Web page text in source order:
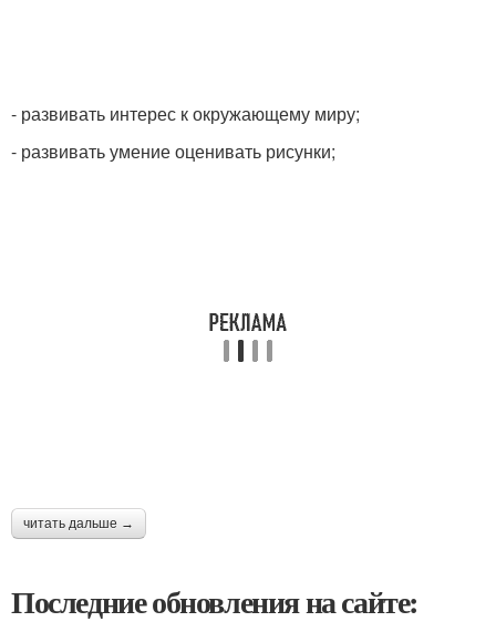
- развивать интерес к окружающему миру;
- развивать умение оценивать рисунки;
читать дальше →
Последние обновления на сайте: